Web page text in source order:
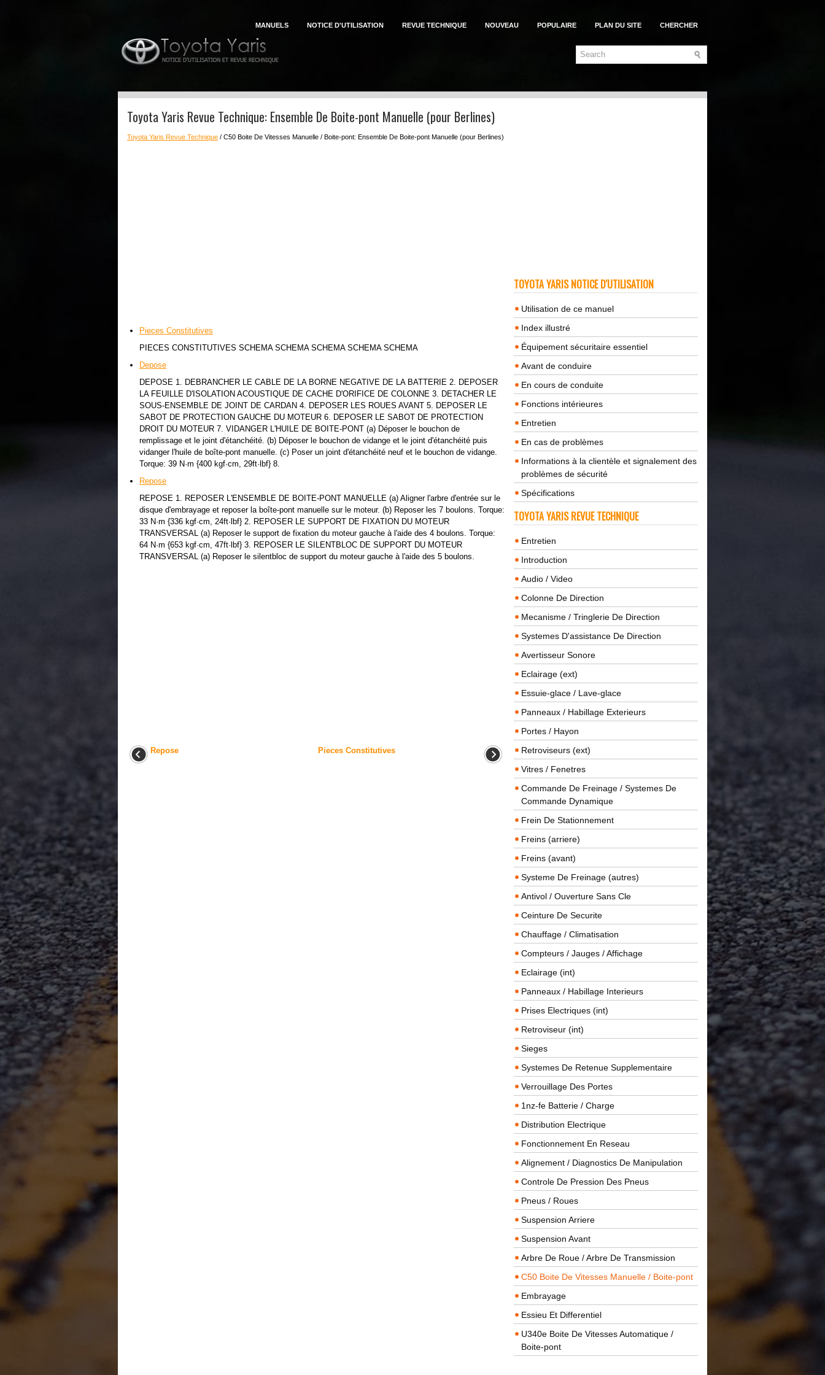
MANUELS NOTICE D'UTILISATION REVUE TECHNIQUE NOUVEAU POPULAIRE PLAN DU SITE CHERCHER
Toyota Yaris Revue Technique: Ensemble De Boite-pont Manuelle (pour Berlines)
Toyota Yaris Revue Technique / C50 Boite De Vitesses Manuelle / Boite-pont: Ensemble De Boite-pont Manuelle (pour Berlines)
Pieces Constitutives
PIECES CONSTITUTIVES SCHEMA SCHEMA SCHEMA SCHEMA SCHEMA
Depose
DEPOSE 1. DEBRANCHER LE CABLE DE LA BORNE NEGATIVE DE LA BATTERIE 2. DEPOSER
LA FEUILLE D'ISOLATION ACOUSTIQUE DE CACHE D'ORIFICE DE COLONNE 3. DETACHER LE
SOUS-ENSEMBLE DE JOINT DE CARDAN 4. DEPOSER LES ROUES AVANT 5. DEPOSER LE
SABOT DE PROTECTION GAUCHE DU MOTEUR 6. DEPOSER LE SABOT DE PROTECTION
DROIT DU MOTEUR 7. VIDANGER L'HUILE DE BOITE-PONT (a) Déposer le bouchon de
remplissage et le joint d'étanchéité. (b) Déposer le bouchon de vidange et le joint d'étanchéité puis
vidanger l'huile de boîte-pont manuelle. (c) Poser un joint d'étanchéité neuf et le bouchon de vidange.
Torque: 39 N·m {400 kgf·cm, 29ft·lbf} 8.
Repose
REPOSE 1. REPOSER L'ENSEMBLE DE BOITE-PONT MANUELLE (a) Aligner l'arbre d'entrée sur le
disque d'embrayage et reposer la boîte-pont manuelle sur le moteur. (b) Reposer les 7 boulons. Torque:
33 N·m {336 kgf·cm, 24ft·lbf} 2. REPOSER LE SUPPORT DE FIXATION DU MOTEUR
TRANSVERSAL (a) Reposer le support de fixation du moteur gauche à l'aide des 4 boulons. Torque:
64 N·m {653 kgf·cm, 47ft·lbf} 3. REPOSER LE SILENTBLOC DE SUPPORT DU MOTEUR
TRANSVERSAL (a) Reposer le silentbloc de support du moteur gauche à l'aide des 5 boulons.
Repose Pieces Constitutives
TOYOTA YARIS NOTICE D'UTILISATION
Utilisation de ce manuel
Index illustré
Équipement sécuritaire essentiel
Avant de conduire
En cours de conduite
Fonctions intérieures
Entretien
En cas de problèmes
Informations à la clientèle et signalement des
problèmes de sécurité
Spécifications
TOYOTA YARIS REVUE TECHNIQUE
Entretien
Introduction
Audio / Video
Colonne De Direction
Mecanisme / Tringlerie De Direction
Systemes D'assistance De Direction
Avertisseur Sonore
Eclairage (ext)
Essuie-glace / Lave-glace
Panneaux / Habillage Exterieurs
Portes / Hayon
Retroviseurs (ext)
Vitres / Fenetres
Commande De Freinage / Systemes De
Commande Dynamique
Frein De Stationnement
Freins (arriere)
Freins (avant)
Systeme De Freinage (autres)
Antivol / Ouverture Sans Cle
Ceinture De Securite
Chauffage / Climatisation
Compteurs / Jauges / Affichage
Eclairage (int)
Panneaux / Habillage Interieurs
Prises Electriques (int)
Retroviseur (int)
Sieges
Systemes De Retenue Supplementaire
Verrouillage Des Portes
1nz-fe Batterie / Charge
Distribution Electrique
Fonctionnement En Reseau
Alignement / Diagnostics De Manipulation
Controle De Pression Des Pneus
Pneus / Roues
Suspension Arriere
Suspension Avant
Arbre De Roue / Arbre De Transmission
C50 Boite De Vitesses Manuelle / Boite-pont
Embrayage
Essieu Et Differentiel
U340e Boite De Vitesses Automatique /
Boite-pont